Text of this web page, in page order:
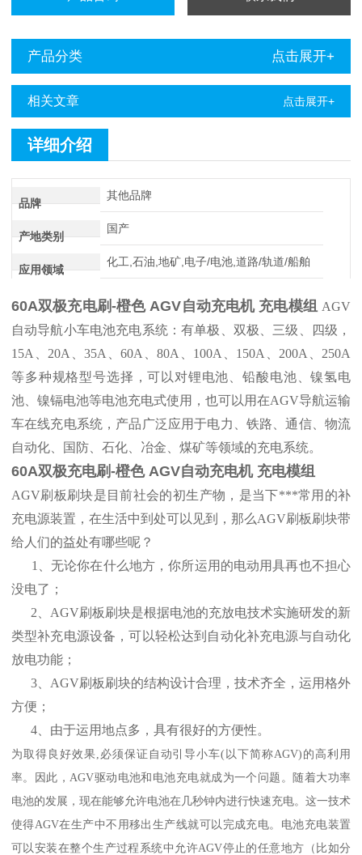
产品分类 点击展开+
相关文章 点击展开+
详细介绍
品牌
其他品牌
产地类别
国产
应用领域
化工,石油,地矿,电子/电池,道路/轨道/船舶
60A双极充电刷-橙色AGV自动充电机 充电模组 AGV
自动导航小车电池充电系统：有单极、双极、三级、四级，
15A、20A、35A、60A、80A、100A、150A、200A、250A
等多种规格型号选择，可以对锂电池、铅酸电池、镍氢电
池、镍镉电池等电池充电式使用，也可以用在AGV导航运输
车在线充电系统，产品广泛应用于电力、铁路、通信、物流
自动化、国防、石化、冶金、煤矿等领域的充电系统。
60A双极充电刷-橙色AGV自动充电机 充电模组
AGV刷板刷块是目前社会的初生产物，是当下***常用的补
充电源装置，在生活中到处可以见到，那么AGV刷板刷块带
给人们的益处有哪些呢？
1、无论你在什么地方，你所运用的电动用具再也不担心
没电了；
2、AGV刷板刷块是根据电池的充放电技术实施研发的新
类型补充电源设备，可以轻松达到自动化补充电源与自动化
放电功能；
3、AGV刷板刷块的结构设计合理，技术齐全，运用格外
方便；
4、由于运用地点多，具有很好的方便性。
为取得良好效果,必须保证自动引导小车(以下简称AGV)的高利用
率。因此，AGV驱动电池和电池充电就成为一个问题。随着大功率
电池的发展，现在能够允许电池在几秒钟内进行快速充电。这一技术
使得AGV在生产中不用移出生产线就可以完成充电。电池充电装置
可以安装在整个生产过程系统中允许AGV停止的任意地方（比如分